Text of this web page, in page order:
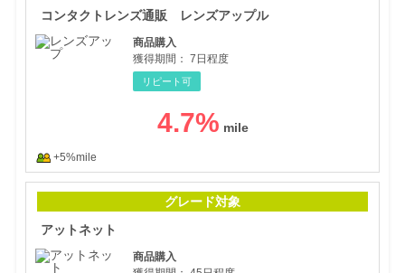
コンタクトレンズ通販 レンズアップル
商品購入
獲得期間： 7日程度
リピート可
4.7%
+5%mile
グレード対象
アットネット
商品購入